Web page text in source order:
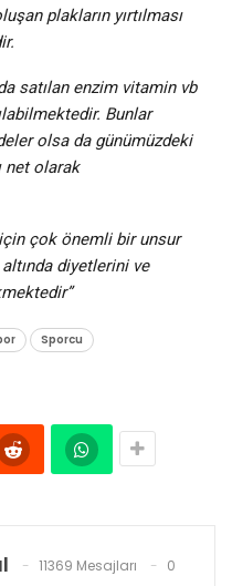
plakların yırtılması
satılan enzim vitamin vb
Bunlar
olsa da günümüzdeki
net olarak
çok önemli bir unsur
diyetlerini ve
Sporcu
11369 Mesajları
0